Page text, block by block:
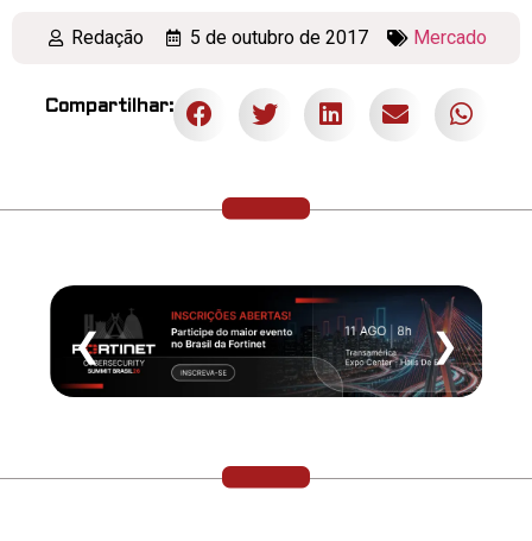
Redação 5 de outubro de 2017 Mercado
Compartilhar:
❮ ❯